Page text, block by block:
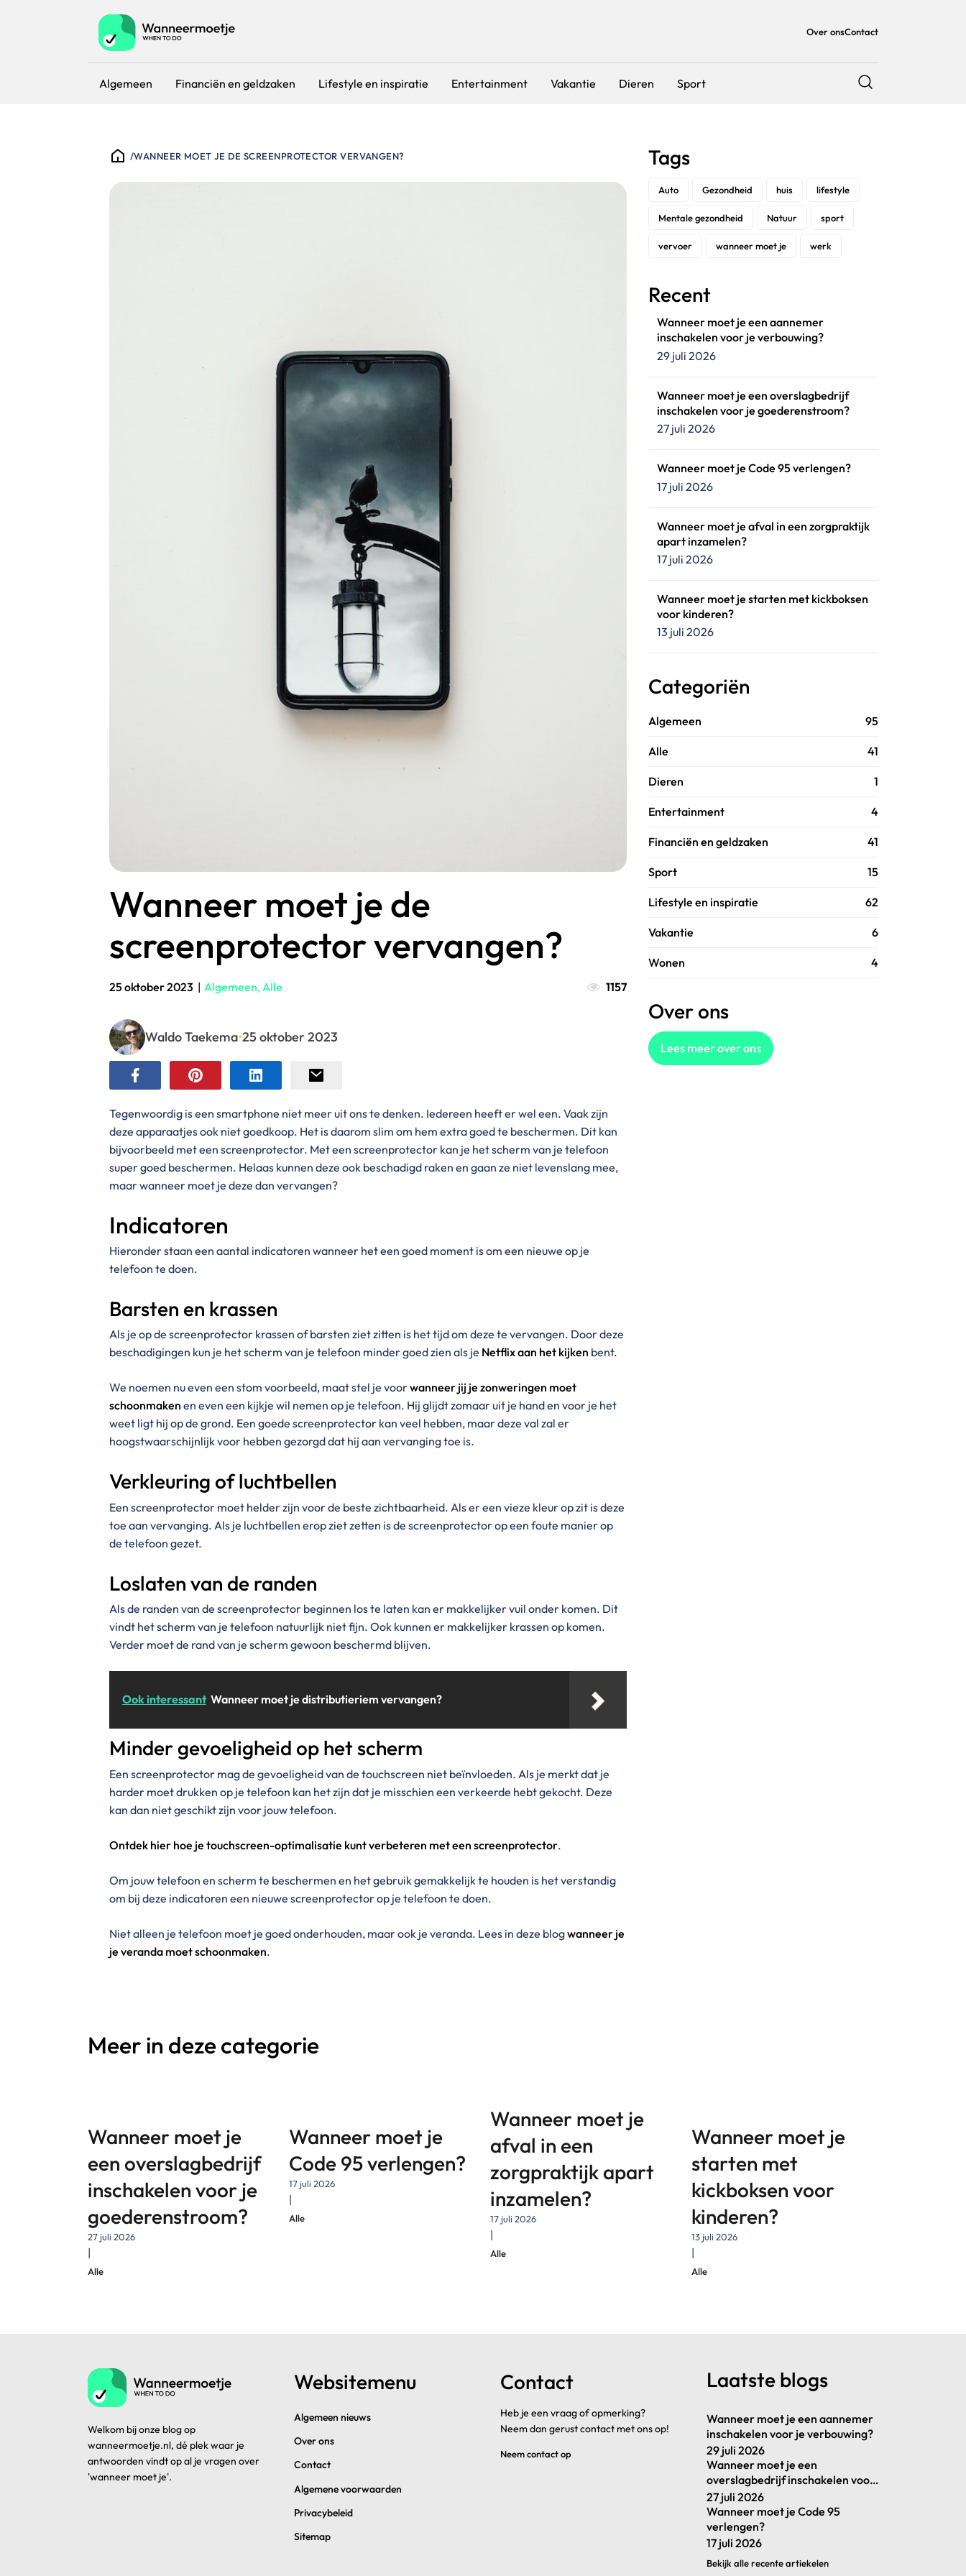
Over onsContact
Algemeen Financiën en geldzaken Lifestyle en inspiratie Entertainment Vakantie Dieren Sport
/WANNEER MOET JE DE SCREENPROTECTOR VERVANGEN?
Wanneer moet je de
screenprotector vervangen?
25 oktober 2023 | Algemeen, Alle 1157
Waldo Taekema•25 oktober 2023
Tegenwoordig is een smartphone niet meer uit ons te denken. Iedereen heeft er wel een. Vaak zijn
deze apparaatjes ook niet goedkoop. Het is daarom slim om hem extra goed te beschermen. Dit kan
bijvoorbeeld met een screenprotector. Met een screenprotector kan je het scherm van je telefoon
super goed beschermen. Helaas kunnen deze ook beschadigd raken en gaan ze niet levenslang mee,
maar wanneer moet je deze dan vervangen?
Indicatoren
Hieronder staan een aantal indicatoren wanneer het een goed moment is om een nieuwe op je
telefoon te doen.
Barsten en krassen
Als je op de screenprotector krassen of barsten ziet zitten is het tijd om deze te vervangen. Door deze
beschadigingen kun je het scherm van je telefoon minder goed zien als je Netflix aan het kijken bent.
We noemen nu even een stom voorbeeld, maat stel je voorwanneer jij je zonweringen moet
schoonmaken en even een kijkje wil nemen op je telefoon. Hij glijdt zomaar uit je hand en voor je het
weet ligt hij op de grond. Een goede screenprotector kan veel hebben, maar deze val zal er
hoogstwaarschijnlijk voor hebben gezorgd dat hij aan vervanging toe is.
Verkleuring of luchtbellen
Een screenprotector moet helder zijn voor de beste zichtbaarheid. Als er een vieze kleur op zit is deze
toe aan vervanging. Als je luchtbellen erop ziet zetten is de screenprotector op een foute manier op
de telefoon gezet.
Loslaten van de randen
Als de randen van de screenprotector beginnen los te laten kan er makkelijker vuil onder komen. Dit
vindt het scherm van je telefoon natuurlijk niet fijn. Ook kunnen er makkelijker krassen op komen.
Verder moet de rand van je scherm gewoon beschermd blijven.
Ook interessant Wanneer moet je distributieriem vervangen?
Minder gevoeligheid op het scherm
Een screenprotector mag de gevoeligheid van de touchscreen niet beïnvloeden. Als je merkt dat je
harder moet drukken op je telefoon kan het zijn dat je misschien een verkeerde hebt gekocht. Deze
kan dan niet geschikt zijn voor jouw telefoon.
Ontdek hier hoe je touchscreen-optimalisatie kunt verbeteren met een screenprotector.
Om jouw telefoon en scherm te beschermen en het gebruik gemakkelijk te houden is het verstandig
om bij deze indicatoren een nieuwe screenprotector op je telefoon te doen.
Niet alleen je telefoon moet je goed onderhouden, maar ook je veranda. Lees in deze blogwanneer je
je veranda moet schoonmaken.
Tags
Auto Gezondheid huis lifestyle
Mentale gezondheid Natuur sport
vervoer wanneer moet je werk
Recent
Wanneer moet je een aannemer
inschakelen voor je verbouwing?
29 juli 2026
Wanneer moet je een overslagbedrijf
inschakelen voor je goederenstroom?
27 juli 2026
Wanneer moet je Code 95 verlengen?
17 juli 2026
Wanneer moet je afval in een zorgpraktijk
apart inzamelen?
17 juli 2026
Wanneer moet je starten met kickboksen
voor kinderen?
13 juli 2026
Categoriën
Algemeen 95
Alle 41
Dieren 1
Entertainment 4
Financiën en geldzaken 41
Sport 15
Lifestyle en inspiratie 62
Vakantie 6
Wonen 4
Over ons
Lees meer over ons
Meer in deze categorie
Wanneer moet je
een overslagbedrijf
inschakelen voor je
goederenstroom?
27 juli 2026
|
Alle
Wanneer moet je
Code 95 verlengen?
17 juli 2026
|
Alle
Wanneer moet je
afval in een
zorgpraktijk apart
inzamelen?
17 juli 2026
|
Alle
Wanneer moet je
starten met
kickboksen voor
kinderen?
13 juli 2026
|
Alle
Welkom bij onze blog op
wanneermoetje.nl, dé plek waar je
antwoorden vindt op al je vragen over
'wanneer moet je'.
Websitemenu
Algemeen nieuws
Over ons
Contact
Algemene voorwaarden
Privacybeleid
Sitemap
Contact
Heb je een vraag of opmerking?
Neem dan gerust contact met ons op!
Neem contact op
Laatste blogs
Wanneer moet je een aannemer
inschakelen voor je verbouwing?
29 juli 2026
Wanneer moet je een
overslagbedrijf inschakelen voor
je goederenstroom?
27 juli 2026
Wanneer moet je Code 95
verlengen?
17 juli 2026
Bekijk alle recente artiekelen